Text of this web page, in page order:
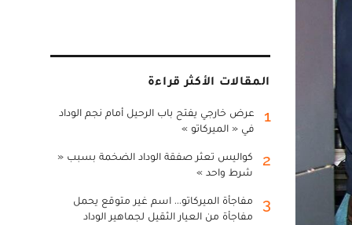
المقالات الأكثر قراءة
1
عرض خارجي يفتح باب الرحيل أمام نجم الوداد
في « الميركاتو »
2
كواليس تعثر صفقة الوداد الضخمة بسبب «
شرط واحد »
3
مفاجأة الميركاتو... اسم غير متوقع يحمل
مفاجأة من العيار الثقيل لجماهير الوداد